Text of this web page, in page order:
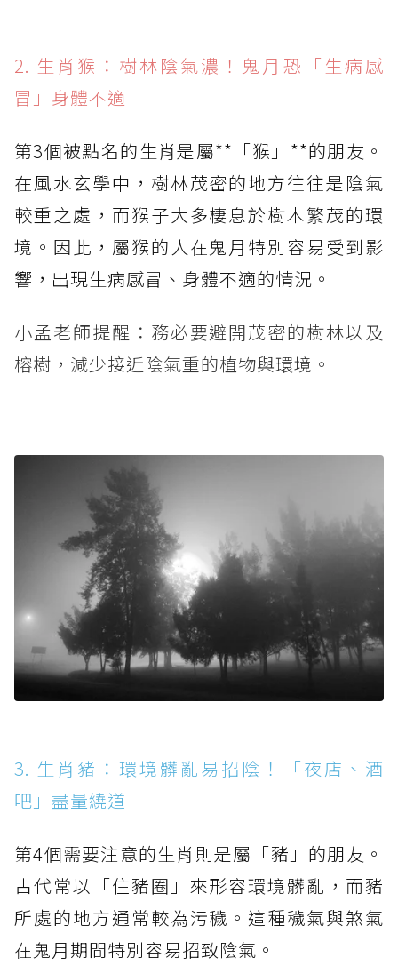
2. 生肖猴：樹林陰氣濃！鬼月恐「生病感
冒」身體不適
第3個被點名的生肖是屬**「猴」**的朋友。
在風水玄學中，樹林茂密的地方往往是陰氣
較重之處，而猴子大多棲息於樹木繁茂的環
境。因此，屬猴的人在鬼月特別容易受到影
響，出現生病感冒、身體不適的情況。
小孟老師提醒：務必要避開茂密的樹林以及
榕樹，減少接近陰氣重的植物與環境。
3. 生肖豬：環境髒亂易招陰！「夜店、酒
吧」盡量繞道
第4個需要注意的生肖則是屬「豬」的朋友。
古代常以「住豬圈」來形容環境髒亂，而豬
所處的地方通常較為污穢。這種穢氣與煞氣
在鬼月期間特別容易招致陰氣。